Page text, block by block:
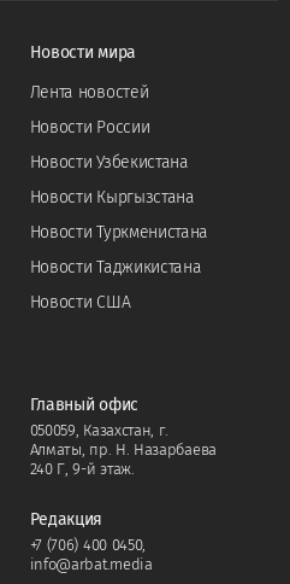
Новости мира
Лента новостей
Новости России
Новости Узбекистана
Новости Кыргызстана
Новости Туркменистана
Новости Таджикистана
Новости США
Главный офис
050059, Казахстан, г.
Алматы, пр. Н. Назарбаева
240 Г, 9-й этаж.
Редакция
+7 (706) 400 0450,
info@arbat.media